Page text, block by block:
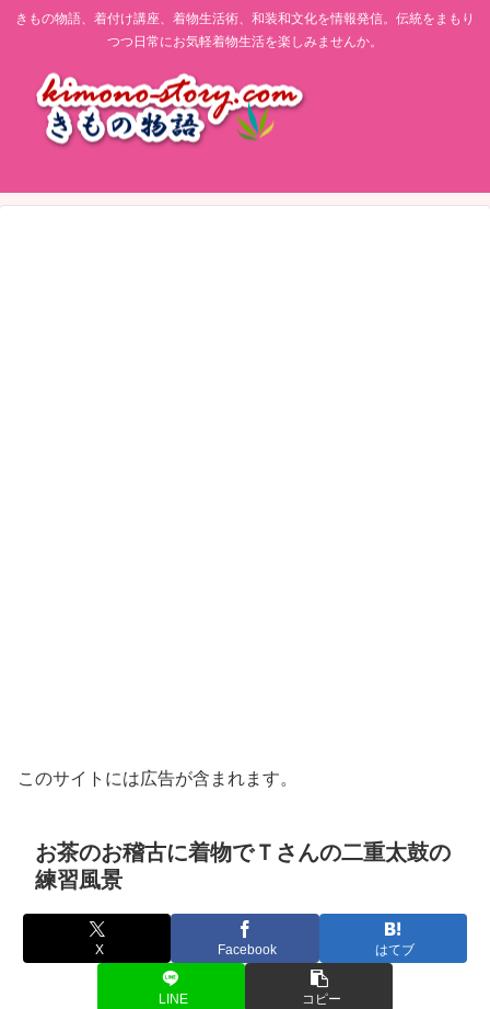
きもの物語、着付け講座、着物生活術、和装和文化を情報発信。伝統をまもり
つつ日常にお気軽着物生活を楽しみませんか。
このサイトには広告が含まれます。
お茶のお稽古に着物でＴさんの二重太鼓の
練習風景
X Facebook はてブ
LINE コピー